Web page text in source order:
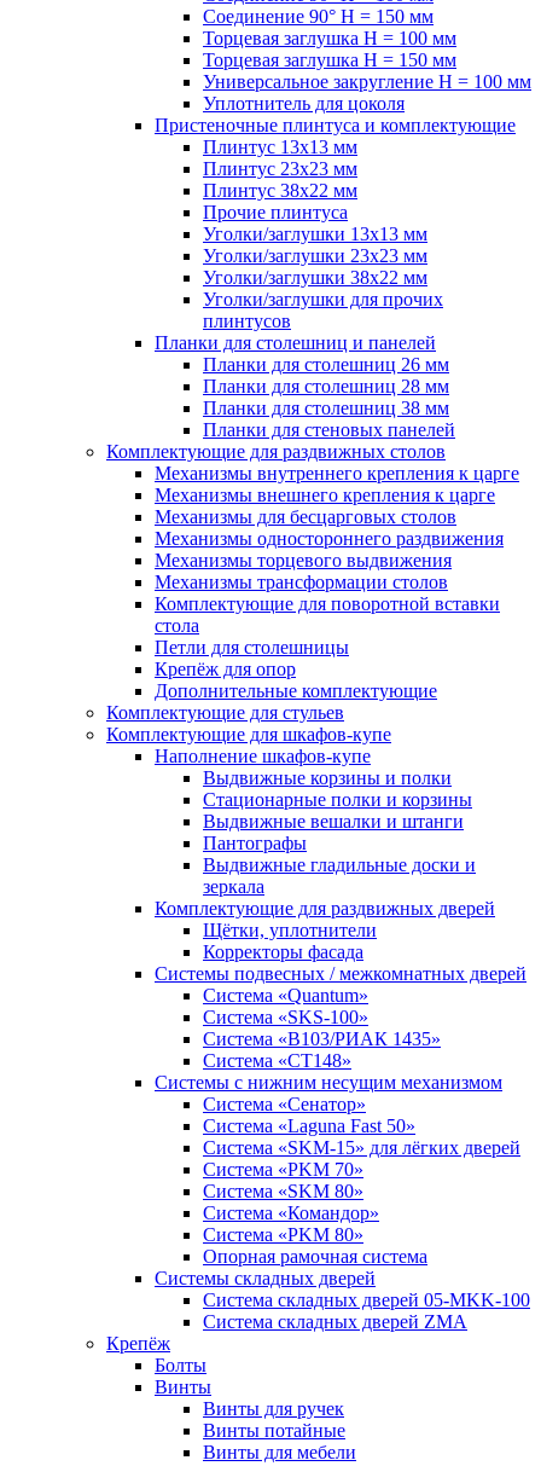
Соединение 90° H = 150 мм
Торцевая заглушка H = 100 мм
Торцевая заглушка H = 150 мм
Универсальное закругление H = 100 мм
Уплотнитель для цоколя
Пристеночные плинтуса и комплектующие
Плинтус 13х13 мм
Плинтус 23х23 мм
Плинтус 38х22 мм
Прочие плинтуса
Уголки/заглушки 13х13 мм
Уголки/заглушки 23х23 мм
Уголки/заглушки 38х22 мм
Уголки/заглушки для прочих
плинтусов
Планки для столешниц и панелей
Планки для столешниц 26 мм
Планки для столешниц 28 мм
Планки для столешниц 38 мм
Планки для стеновых панелей
Комплектующие для раздвижных столов
Механизмы внутреннего крепления к царге
Механизмы внешнего крепления к царге
Механизмы для бесцарговых столов
Механизмы одностороннего раздвижения
Механизмы торцевого выдвижения
Механизмы трансформации столов
Комплектующие для поворотной вставки
стола
Петли для столешницы
Крепёж для опор
Дополнительные комплектующие
Комплектующие для стульев
Комплектующие для шкафов-купе
Наполнение шкафов-купе
Выдвижные корзины и полки
Стационарные полки и корзины
Выдвижные вешалки и штанги
Пантографы
Выдвижные гладильные доски и
зеркала
Комплектующие для раздвижных дверей
Щётки, уплотнители
Корректоры фасада
Системы подвесных / межкомнатных дверей
Система «Quantum»
Система «SKS-100»
Система «B103/РИАК 1435»
Система «СТ148»
Системы с нижним несущим механизмом
Система «Сенатор»
Система «Laguna Fast 50»
Система «SKM-15» для лёгких дверей
Система «PKM 70»
Система «SKM 80»
Система «Командор»
Система «PKM 80»
Опорная рамочная система
Системы складных дверей
Система складных дверей 05-MKK-100
Система складных дверей ZMA
Крепёж
Болты
Винты
Винты для ручек
Винты потайные
Винты для мебели